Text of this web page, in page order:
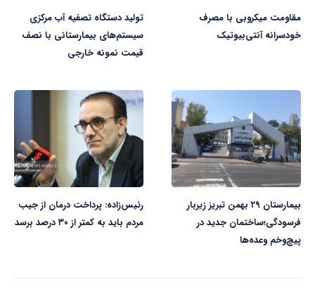
مقاومت میکروبی با مصرف
خودسرانه آنتی‌بیوتیک
تولید دستگاه تصفیه آب مرکزی
سیستم‌های بیمارستانی با نصف
قیمت نمونه خارجی
بیمارستان ۲۹ بهمن تبریز زیربار
فرسودگی؛ساختمان جدید در
پیچ‌وخم وعده‌ها
رئیس‌زاده: پرداخت درمان از جیب
مردم باید به کمتر از ۳۰ درصد برسد